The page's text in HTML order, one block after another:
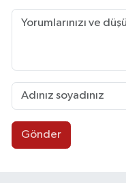
Gönder